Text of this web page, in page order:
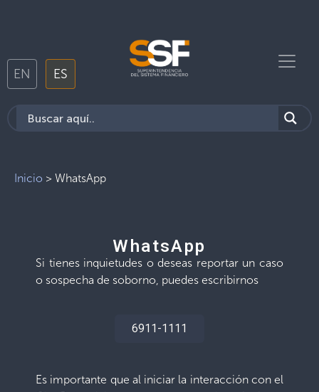
EN ES
Inicio > WhatsApp
WhatsApp
Si tienes inquietudes o deseas reportar un caso
o sospecha de soborno, puedes escribirnos
6911-1111
Es importante que al iniciar la interacción con el